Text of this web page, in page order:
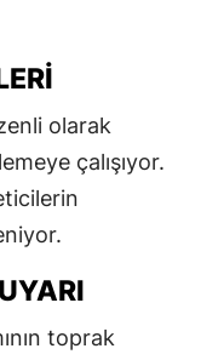
olarak
çalışıyor.
toprak